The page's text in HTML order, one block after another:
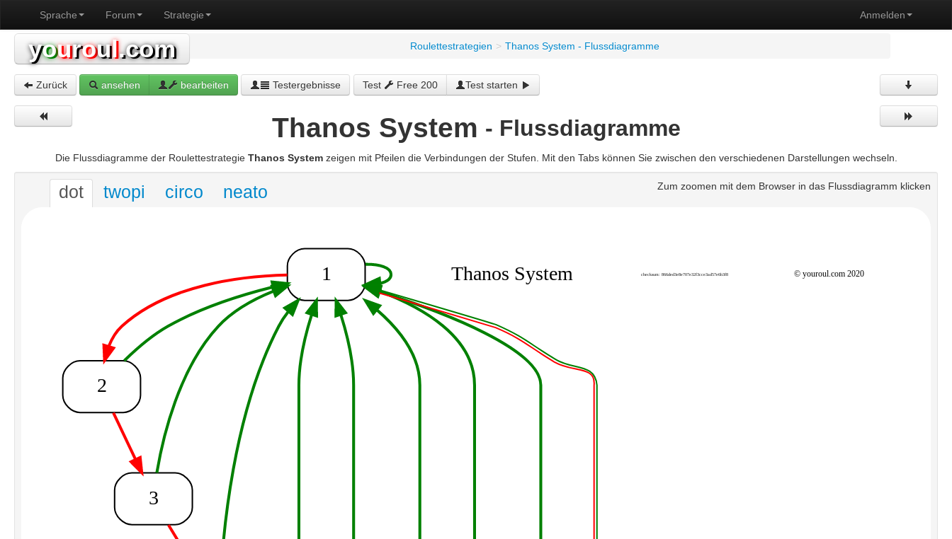
Anmelden
Sprache Forum Strategie
youroul.com Roulettestrategien > Thanos System - Flussdiagramme
Zurück ansehen bearbeiten Testergebnisse Test Free 200 Test starten
Thanos System - Flussdiagramme
Die Flussdiagramme der Roulettestrategie Thanos Systemzeigen mit Pfeilen die Verbindungen der Stufen. Mit den Tabs können Sie zwischen den verschiedenen Darstellungen wechseln.
Zum zoomen mit dem Browser in das Flussdiagramm klicken
dot twopi circo neato